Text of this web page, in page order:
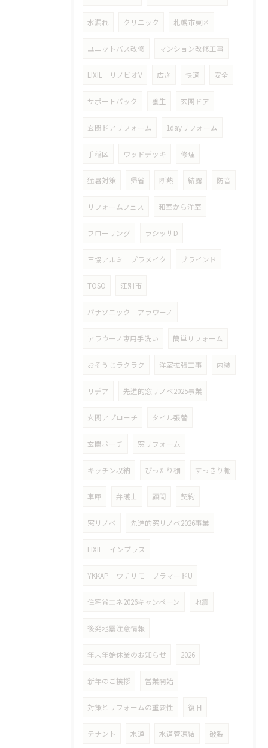
水漏れ クリニック 札幌市東区
ユニットバス改修 マンション改修工事
LIXIL リノビオV 広さ 快適 安全
サポートパック 養生 玄関ドア
玄関ドアリフォーム 1dayリフォーム
手稲区 ウッドデッキ 修理
猛暑対策 帰省 断熱 結露 防音
リフォームフェス 和室から洋室
フローリング ラシッサD
三協アルミ プラメイク ブラインド
TOSO 江別市
パナソニック アラウーノ
アラウーノ専用手洗い 簡単リフォーム
おそうじラクラク 洋室拡張工事 内装
リデア 先進的窓リノベ2025事業
玄関アプローチ タイル張替
玄関ポーチ 窓リフォーム
キッチン収納 ぴったり棚 すっきり棚
車庫 弁護士 顧問 契約
窓リノベ 先進的窓リノベ2026事業
LIXIL インプラス
YKKAP ウチリモ プラマードU
住宅省エネ2026キャンペーン 地震
後発地震注意情報
年末年始休業のお知らせ 2026
新年のご挨拶 営業開始
対策とリフォームの重要性 復旧
テナント 水道 水道管凍結 破裂